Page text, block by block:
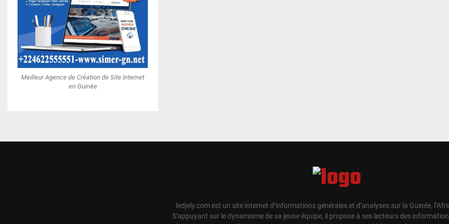
Meilleur Agence de Création de Site Internet
en Guinée
ledjely.com est un site internet d’informations générales et d’analyses sur la Guinée,
S’appuyant sur le dynamisme de sa jeune équipe, il propose à ses lecteurs des